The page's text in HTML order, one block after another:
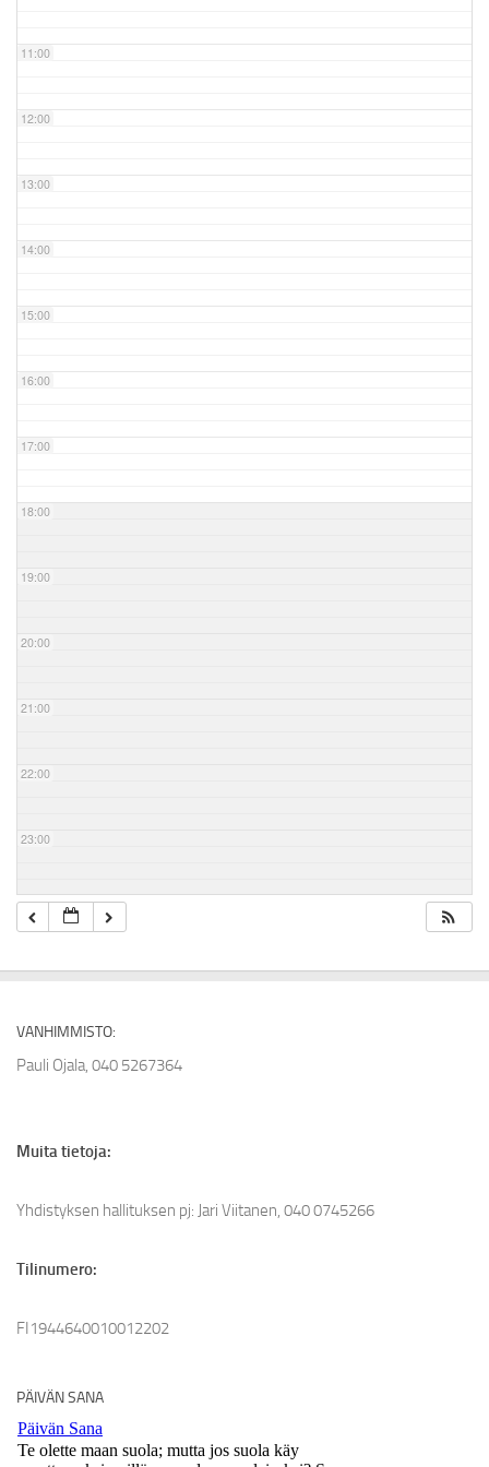
11:00
12:00
13:00
14:00
15:00
16:00
17:00
18:00
19:00
20:00
21:00
22:00
23:00
VANHIMMISTO:
Pauli Ojala, 040 5267364
Muita tietoja:
Yhdistyksen hallituksen pj: Jari Viitanen, 040 0745266
Tilinumero:
FI1944640010012202
PÄIVÄN SANA